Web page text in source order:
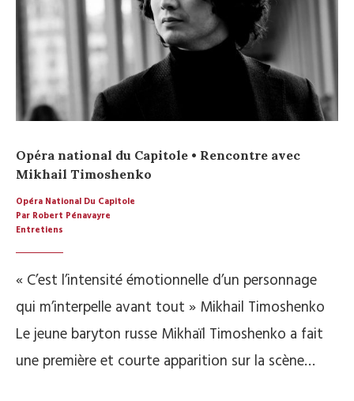
Opéra national du Capitole • Rencontre avec
Mikhail Timoshenko
Opéra National Du Capitole
Par Robert Pénavayre
Entretiens
« C’est l’intensité émotionnelle d’un personnage
qui m’interpelle avant tout » Mikhail Timoshenko
Le jeune baryton russe Mikhaïl Timoshenko a fait
une première et courte apparition sur la scène…